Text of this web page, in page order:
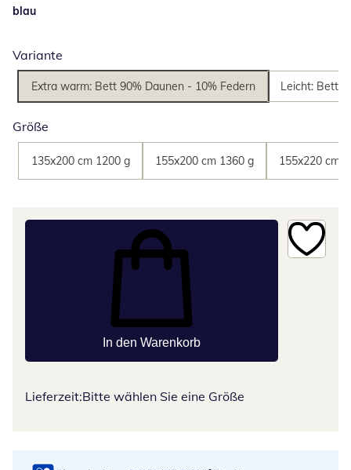
blau
Variante
Extra warm: Bett 90% Daunen - 10% Federn Leicht: Bett
Größe
135x200 cm 1200 g 155x200 cm 1360 g 155x220 cm
In den Warenkorb
Lieferzeit:Bitte wählen Sie eine Größe